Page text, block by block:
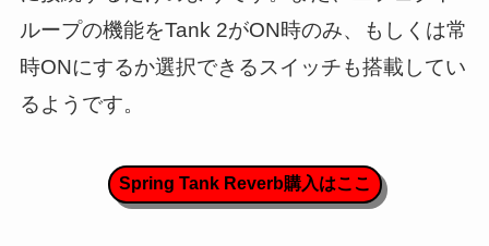
ループの機能をTank 2がON時のみ、もしくは常
時ONにするか選択できるスイッチも搭載してい
るようです。
Spring Tank Reverb購入はここ